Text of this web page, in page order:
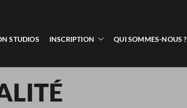
STUDIOS INSCRIPTION QUI SOMMES-NOUS ?